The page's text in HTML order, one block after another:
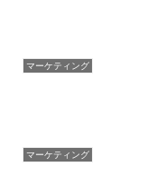
マーケティング
マーケティング